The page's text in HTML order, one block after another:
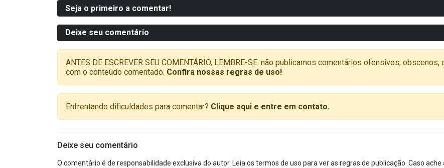
Seja o primeiro a comentar!
Deixe seu comentário
ANTES DE ESCREVER SEU COMENTÁRIO, LEMBRE-SE: não publicamos comentários ofensivos,
com o conteúdo comentado. Confira nossas regras de uso!
Enfrentando dificuldades para comentar? Clique aqui e entre em contato.
Deixe seu comentário
O comentário é de responsabilidade exclusiva do autor. Leia os termos de uso para ver as regras de publicação. Caso